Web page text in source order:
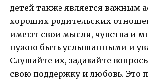
детей также является важным
хороших родительских
имеют свои мысли, чувства и
нужно быть услышанными и
Слушайте их, задавайте
свою поддержку и любовь. Это